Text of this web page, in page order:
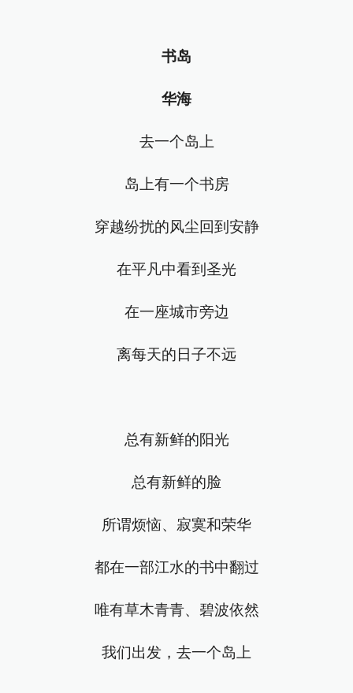
书岛
华海
去一个岛上
岛上有一个书房
穿越纷扰的风尘回到安静
在平凡中看到圣光
在一座城市旁边
离每天的日子不远
总有新鲜的阳光
总有新鲜的脸
所谓烦恼、寂寞和荣华
都在一部江水的书中翻过
唯有草木青青、碧波依然
我们出发，去一个岛上